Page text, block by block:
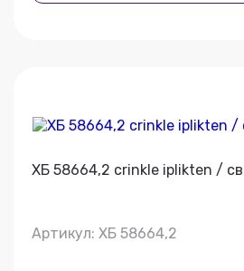
ХБ 58664,2 crinkle iplikten /
Артикул: ХБ 58664,2